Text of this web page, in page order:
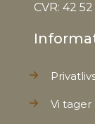
CVR: 42
Vi